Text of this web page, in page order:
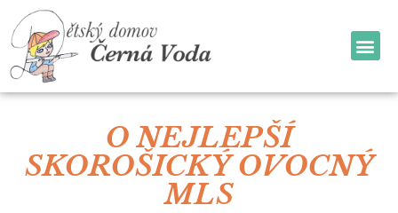
O NEJLEPŠÍ
SKOROŠICKÝ OVOCNÝ
MLS